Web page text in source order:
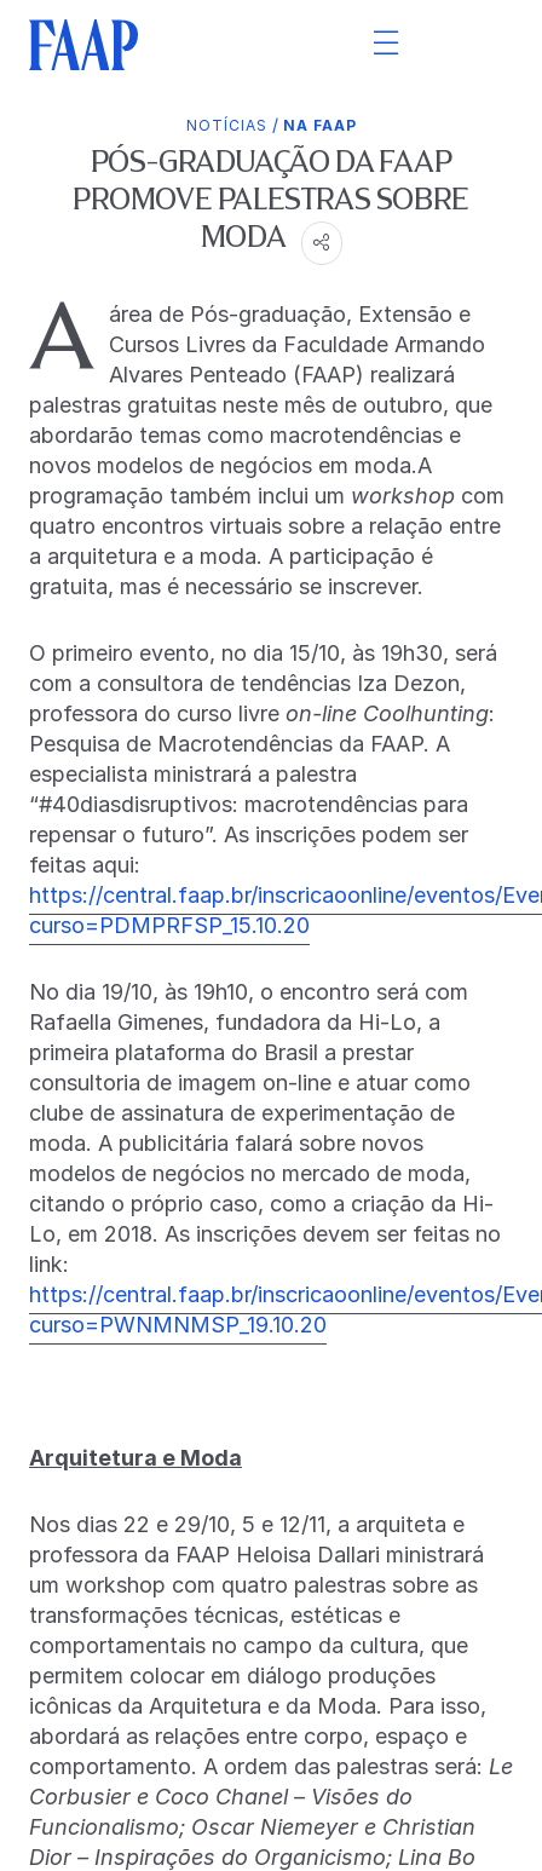
NOTÍCIAS / NA FAAP
PÓS-GRADUAÇÃO DA FAAP
PROMOVE PALESTRAS SOBRE
MODA
A
área de Pós-graduação, Extensão e
Cursos Livres da Faculdade Armando
Alvares Penteado (FAAP) realizará
palestras gratuitas neste mês de outubro, que
abordarão temas como macrotendências e
novos modelos de negócios em moda.A
programação também inclui um workshop com
quatro encontros virtuais sobre a relação entre
a arquitetura e a moda. A participação é
gratuita, mas é necessário se inscrever.
O primeiro evento, no dia 15/10, às 19h30, será
com a consultora de tendências Iza Dezon,
professora do curso livre on-line Coolhunting:
Pesquisa de Macrotendências da FAAP. A
especialista ministrará a palestra
“#40diasdisruptivos: macrotendências para
repensar o futuro”. As inscrições podem ser
feitas aqui:
https://central.faap.br/inscricaoonline/eventos/
curso=PDMPRFSP_15.10.20
No dia 19/10, às 19h10, o encontro será com
Rafaella Gimenes, fundadora da Hi-Lo, a
primeira plataforma do Brasil a prestar
consultoria de imagem on-line e atuar como
clube de assinatura de experimentação de
moda. A publicitária falará sobre novos
modelos de negócios no mercado de moda,
citando o próprio caso, como a criação da Hi-
Lo, em 2018. As inscrições devem ser feitas no
link:
https://central.faap.br/inscricaoonline/eventos/
curso=PWNMNMSP_19.10.20
Arquitetura e Moda
Nos dias 22 e 29/10, 5 e 12/11, a arquiteta e
professora da FAAP Heloisa Dallari ministrará
um workshop com quatro palestras sobre as
transformações técnicas, estéticas e
comportamentais no campo da cultura, que
permitem colocar em diálogo produções
icônicas da Arquitetura e da Moda. Para isso,
abordará as relações entre corpo, espaço e
comportamento. A ordem das palestras será: Le
Corbusier e Coco Chanel – Visões do
Funcionalismo; Oscar Niemeyer e Christian
Dior – Inspirações do Organicismo; Lina Bo